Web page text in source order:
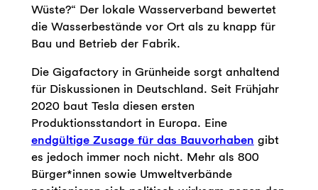
Wüste?“ Der lokale Wasserverband bewertet
die Wasserbestände vor Ort als zu knapp für
Bau und Betrieb der Fabrik.
Die Gigafactory in Grünheide sorgt anhaltend
für Diskussionen in Deutschland. Seit Frühjahr
2020 baut Tesla diesen ersten
Produktionsstandort in Europa. Eine
endgültige Zusage für das Bauvorhaben gibt
es jedoch immer noch nicht. Mehr als 800
Bürger*innen sowie Umweltverbände